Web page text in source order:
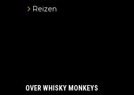
Reizen
OVER WHISKY MONKEYS